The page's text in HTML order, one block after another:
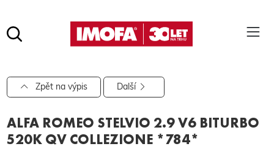
Pro vyhledávání zadejte alespoň 3 znaky.
Zpět na výpis Další
ALFA ROMEO STELVIO 2.9 V6 BITURBO
520K QV COLLEZIONE *784*